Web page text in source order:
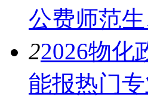
公费师范
22026物化
能报热门